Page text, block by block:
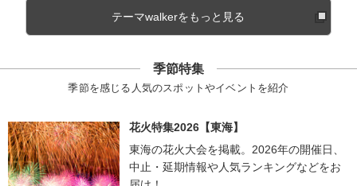
テーマwalkerをもっと見る
季節特集
季節を感じる人気のスポットやイベントを紹介
花火特集2026【東海】
東海の花火大会を掲載。2026年の開催日、
中止・延期情報や人気ランキングなどをお